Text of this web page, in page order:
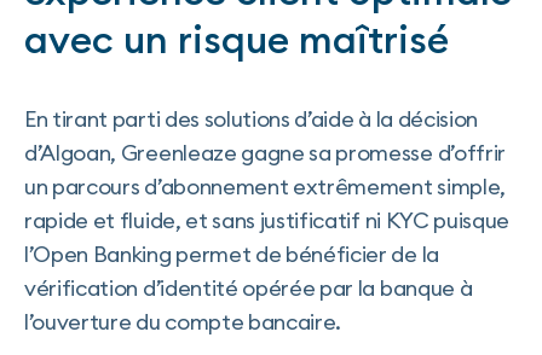
avec un risque maîtrisé
En tirant parti des solutions d’aide à la décision
d’Algoan, Greenleaze gagne sa promesse d’offrir
un parcours d’abonnement extrêmement simple,
rapide et fluide, et sans justificatif ni KYC puisque
l’Open Banking permet de bénéficier de la
vérification d’identité opérée par la banque à
l’ouverture du compte bancaire.